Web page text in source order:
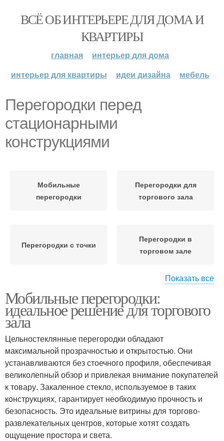
ВСЁ ОБ ИНТЕРЬЕРЕ ДЛЯ ДОМА И
КВАРТИРЫ
главная
интерьер для дома
интерьер для квартиры
идеи дизайна мебель
Перегородки перед
стационарными
конструкциями
Мобильные
перегородки
Перегородки для
торгового зала
Перегородки с точки
Перегородки в
торговом зале
Перегородки в цвет
сравнению
Магазинные
перегородки
Торговые перегородки
Перегородки для
торговых залов
Перегородки для
зонирования
Показать все
Мобильные перегородки:
идеальное решение для торгового
зала
Цельностеклянные перегородки обладают
максимальной прозрачностью и открытостью. Они
устанавливаются без стоечного профиля, обеспечивая
великолепный обзор и привлекая внимание покупателей
к товару. Закаленное стекло, используемое в таких
конструкциях, гарантирует необходимую прочность и
безопасность. Это идеальные витрины для торгово-
развлекательных центров, которые хотят создать
ощущение простора и света.